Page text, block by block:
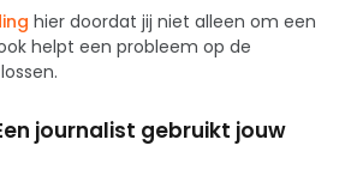
hier doordat jij niet alleen om een
helpt een probleem op de
journalist gebruikt jouw